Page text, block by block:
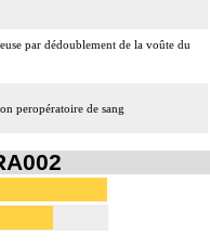
par dédoublement de la voûte du
peropératoire de sang